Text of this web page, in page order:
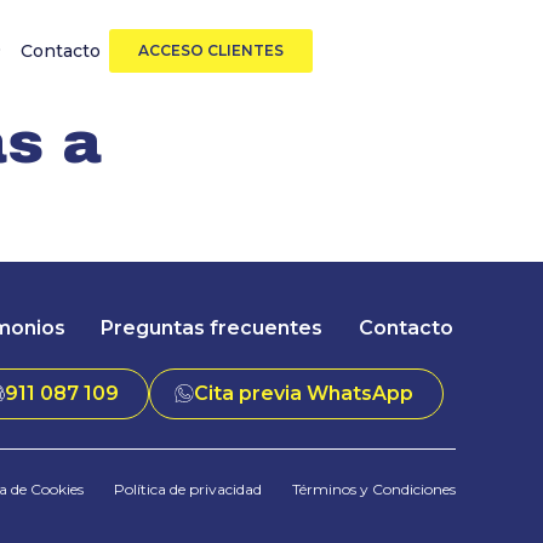
Contacto ACCESO CLIENTES
a
Preguntas frecuentes Contacto
911 087 109 Cita previa WhatsApp
de Cookies Política de privacidad Términos y Condiciones